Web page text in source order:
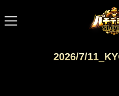
2026/7/